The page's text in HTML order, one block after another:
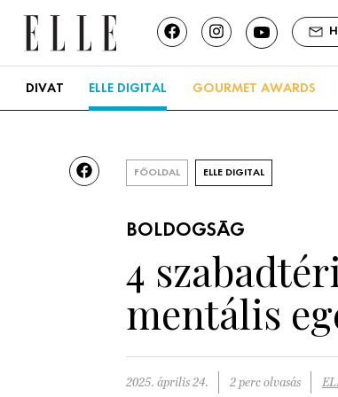
DIVAT ELLE DIGITAL GOURMET AWARDS
FŐOLDAL ELLE DIGITAL
BOLDOGSÁG
4
mentális
2025. április 24. 2 perc olvasás